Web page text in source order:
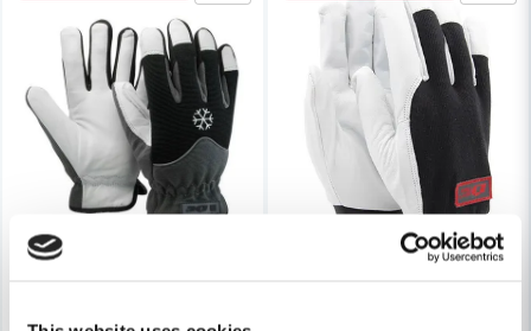
Skicka fråga
SOFT TOUCH